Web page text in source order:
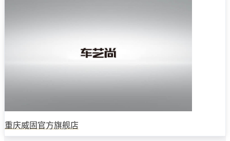
重庆威固官方旗舰店